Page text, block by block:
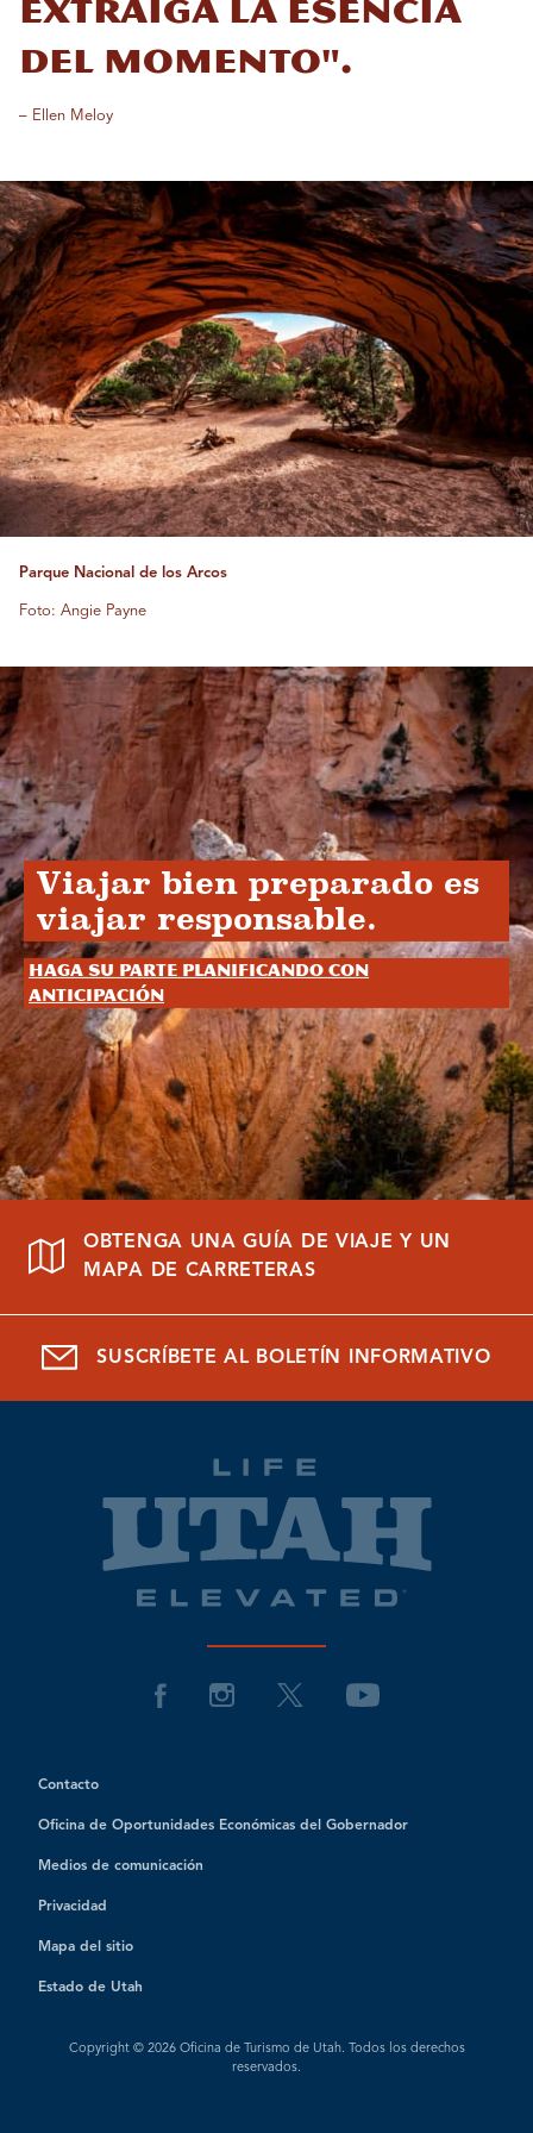
extraiga la esencia
del momento".
– Ellen Meloy
Parque Nacional de los Arcos
Foto: Angie Payne
Viajar bien preparado es
viajar responsable.
Haga su parte planificando con
anticipación
OBTENGA UNA GUÍA DE VIAJE Y UN
MAPA DE CARRETERAS
SUSCRÍBETE AL BOLETÍN INFORMATIVO
Contacto
Oficina de Oportunidades Económicas del Gobernador
Medios de comunicación
Privacidad
Mapa del sitio
Estado de Utah
Copyright © 2026 Oficina de Turismo de Utah. Todos los derechos
reservados.